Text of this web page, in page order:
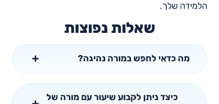
הלמידה שלך.
שאלות נפוצות
מה כדאי לחפש במורה נהיגה?
כיצד ניתן לקבוע שיעור עם מורה של